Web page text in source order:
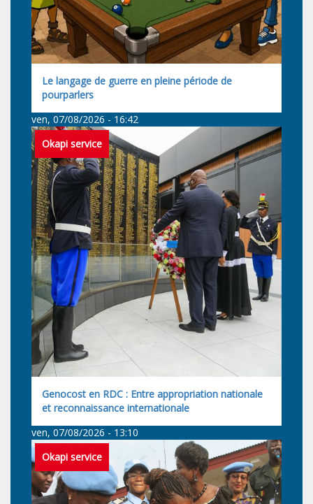
Le langage de guerre en pleine période de
pourparlers
ven, 07/08/2026 - 16:42
Genocost en RDC : Entre appropriation nationale
et reconnaissance internationale
ven, 07/08/2026 - 13:10
Okapi service
Okapi service